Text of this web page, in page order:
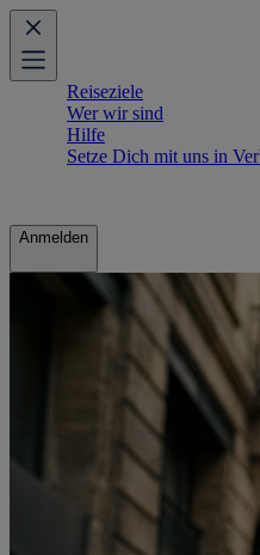
Reiseziele
Wer wir sind
Hilfe
Setze Dich mit uns in
Anmelden